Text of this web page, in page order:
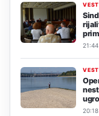
21:44
20:18